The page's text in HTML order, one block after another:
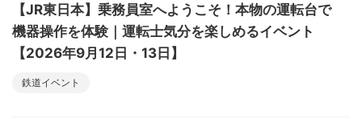
【JR東日本】乗務員室へようこそ！本物の運転台で
機器操作を体験｜運転士気分を楽しめるイベント
【2026年9月12日・13日】
鉄道イベント